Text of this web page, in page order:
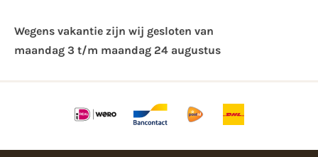
Wegens vakantie zijn wij gesloten van ​
maandag 3 t/m maandag 24 augustus